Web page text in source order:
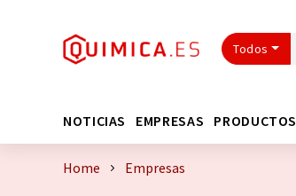
Todos
NOTICIAS EMPRESAS PRODUCTOS
Home Empresas